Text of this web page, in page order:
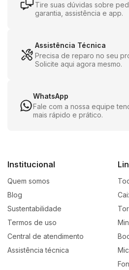
Tire suas dúvidas sobre
garantia, assistência e app.
Assistência Técnica
Precisa de reparo no seu
Solicite aqui agora mesmo.
WhatsApp
Fale com a nossa equipe
mais rápido e prático.
Institucional
Quem somos
Blog
Sustentabilidade
Termos de uso
Central de atendimento
Assistência técnica